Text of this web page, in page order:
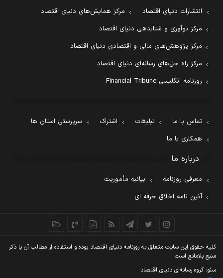
انتشارات دنیای اقتصاد
مرکز همایش‌های دنیای اقتصاد
مرکز نوآوری و شتابدهی دنیای اقتصاد
مرکز پژوهش‌های مالی و اقتصادی دنیای اقتصاد
مرکز راه حل‌های رسانه‌ای دنیای اقتصاد
روزنامه انگلیسی Financial Tribune
تماس با ما تبلیغات اشتراک
سرپرستی استان ها
همکاری با ما
درباره ما
معرفی روزنامه
بیانیه مأموریت
آئین نامه اخلاق حرفه ای
کليه حقوق اين سايت متعلق به روزنامه دنيای اقتصاد بوده و استفاده از مطالب آن با ذکر
منبع بلامانع است
سئو: گروه رسانه‌ای دنیای اقتصاد